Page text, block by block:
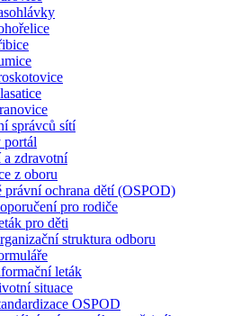
správců sítí
portál
a zdravotní
z oboru
právní ochrana dětí (OSPOD)
pro rodiče
pro děti
struktura odboru
leták
situace
OSPOD